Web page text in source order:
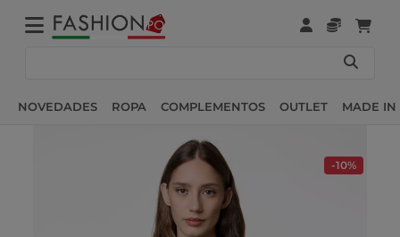
NOVEDADES ROPA COMPLEMENTOS OUTLET MADE IN
-10%